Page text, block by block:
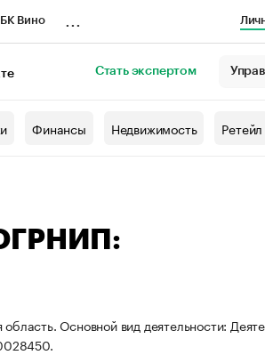
Вино
Стать экспертом
Финансы Недвижимость Ретейл
Основной вид деятельности: